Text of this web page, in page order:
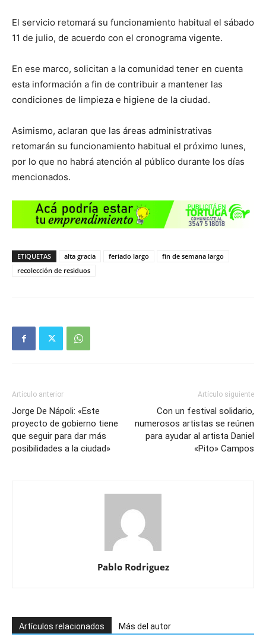
El servicio retomará su funcionamiento habitual el sábado
11 de julio, de acuerdo con el cronograma vigente.
En ese marco, solicitan a la comunidad tener en cuenta
esta información a fin de contribuir a mantener las
condiciones de limpieza e higiene de la ciudad.
Asimismo, aclaran que las áreas administrativas
retomarán su funcionamiento habitual el próximo lunes,
por lo que no habrá atención al público durante los días
mencionados.
ETIQUETAS alta gracia feriado largo
fin de semana largo
recolección de residuos
Artículo anterior
Jorge De Nápoli: «Este
proyecto de gobierno tiene
que seguir para dar más
posibilidades a la ciudad»
Artículo siguiente
Con un festival solidario,
numerosos artistas se reúnen
para ayudar al artista Daniel
«Pito» Campos
Pablo Rodriguez
Artículos relacionados Más del autor